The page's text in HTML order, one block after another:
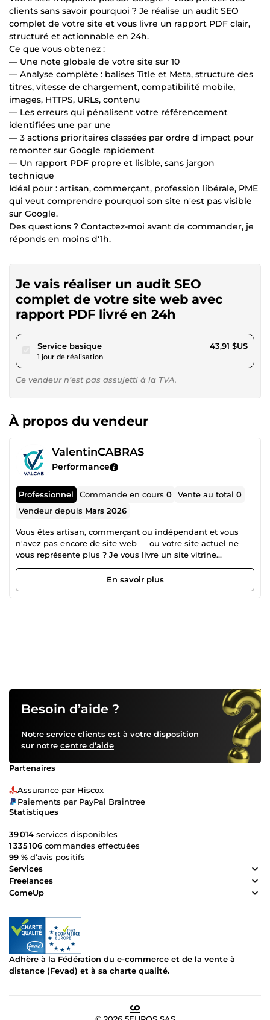
clients sans savoir pourquoi ? Je réalise un audit SEO
complet de votre site et vous livre un rapport PDF clair,
structuré et actionnable en 24h.
Ce que vous obtenez :
— Une note globale de votre site sur 10
— Analyse complète : balises Title et Meta, structure des
titres, vitesse de chargement, compatibilité mobile,
images, HTTPS, URLs, contenu
— Les erreurs qui pénalisent votre référencement
identifiées une par une
— 3 actions prioritaires classées par ordre d'impact pour
remonter sur Google rapidement
— Un rapport PDF propre et lisible, sans jargon
technique
Idéal pour : artisan, commerçant, profession libérale, PME
qui veut comprendre pourquoi son site n'est pas visible
sur Google.
Des questions ? Contactez-moi avant de commander, je
réponds en moins d'1h.
Je vais réaliser un audit SEO
complet de votre site web avec
rapport PDF livré en 24h
Service basiquepour 40,46 $US
1 jour de réalisation
43,91 $US
Ce vendeur n’est pas assujetti à la TVA.
À propos du vendeur
ValentinCABRAS
Performance
Professionnel Commande en cours0 Vente au total0
Vendeur depuis Mars 2026
Vous êtes artisan, commerçant ou indépendant et vous
n'avez pas encore de site web — ou votre site actuel ne
vous représente plus ? Je vous livre un site vitrine
professionnel, rapide et optimisé pour Google, en
seulement 7 jours ouvrés. Chaque site est créé
entièrement sur-mesure, sans template générique. Ce que
technologies web. Je travaille vite, je communique
clairement et je livre ce que je promets. Ce dont j'ai besoin
pour démarrer : — Votre logo (ou je crée une version
rédiger) — Vos couleurs et préférences visuelles Des
questions ? Contactez-moi avant de commander, je
En savoir plus
Besoin d’aide ?
Notre service clients est à votre disposition
sur notre centre d’aide
Partenaires
Assurance par Hiscox
Paiements par PayPal Braintree
Statistiques
39 014 services disponibles
1 335 106 commandes effectuées
99 % d’avis positifs
Services
Freelances
ComeUp
Adhère à la Fédération du e-commerce et de la vente à
distance (Fevad) et à sa charte qualité.